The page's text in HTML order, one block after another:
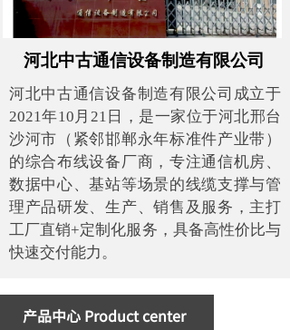
河北中古通信设备制造有限公司成立于
2021年10月21日，是一家位于河北邢台
沙河市（紧邻邯郸永年标准件产业带）
的综合布线设备厂商，专注通信机房、
数据中心、基站等场景的线缆支撑与管
理产品研发、生产、销售及服务，主打
工厂直销+定制化服务，具备高性价比与
快速交付能力。
河北中古通信设备制造有限公司
产品中心 Product center